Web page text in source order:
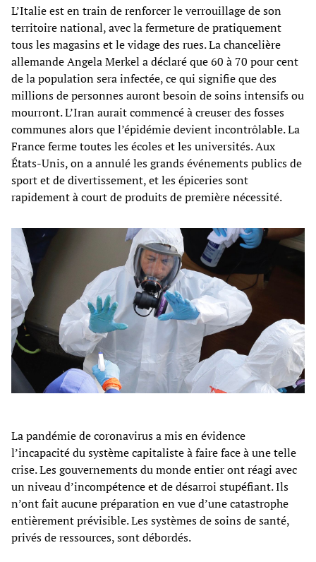
L’Italie est en train de renforcer le verrouillage de son
territoire national, avec la fermeture de pratiquement
tous les magasins et le vidage des rues. La chancelière
allemande Angela Merkel a déclaré que 60 à 70 pour cent
de la population sera infectée, ce qui signifie que des
millions de personnes auront besoin de soins intensifs ou
mourront. L’Iran aurait commencé à creuser des fosses
communes alors que l’épidémie devient incontrôlable. La
France ferme toutes les écoles et les universités. Aux
États-Unis, on a annulé les grands événements publics de
sport et de divertissement, et les épiceries sont
rapidement à court de produits de première nécessité.
La pandémie de coronavirus a mis en évidence
l’incapacité du système capitaliste à faire face à une telle
crise. Les gouvernements du monde entier ont réagi avec
un niveau d’incompétence et de désarroi stupéfiant. Ils
n’ont fait aucune préparation en vue d’une catastrophe
entièrement prévisible. Les systèmes de soins de santé,
privés de ressources, sont débordés.